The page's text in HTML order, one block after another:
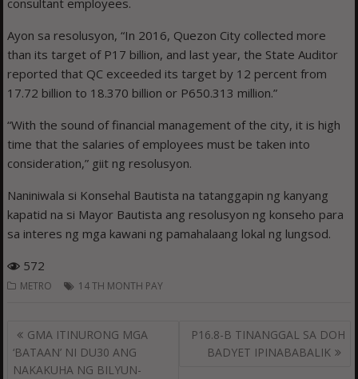
Ayon sa resolusyon, “In 2016, Quezon City collected more
than its target of P17 billion, and last year, the State Auditor
reported that QC exceeded its target by 12 percent from
17.72 billion to 18.370 billion or P650.313 million.”
“With the sound of financial management of the city, it is high
time that the salaries of employees must be taken into
consideration,” giit ng resolusyon.
Naniniwala si Konsehal Bautista na tatanggapin ng kanyang
kapatid na si Mayor Bautista ang resolusyon ng konseho para
sa interes ng mga kawani ng pamahalaang lokal ng lungsod.
572
METRO 14 TH MONTH PAY
Post
navigation
GMA ITINURONG MGA
‘BATAAN’ NI DU30 ANG
NAKAKUHA NG BILYUN-
P16.8-B TINANGGAL SA DOH
BADYET IPINABABALIK